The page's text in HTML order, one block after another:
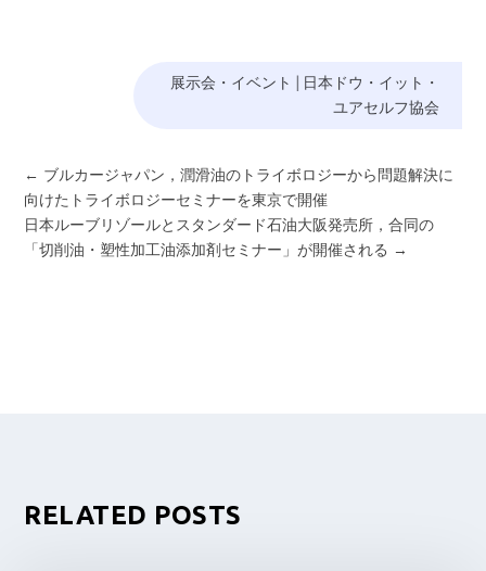
展示会・イベント
日本ドウ・イット・
ユアセルフ協会
← ブルカージャパン，潤滑油のトライボロジーから問題解決に
向けたトライボロジーセミナーを東京で開催
日本ルーブリゾールとスタンダード石油大阪発売所，合同の
「切削油・塑性加工油添加剤セミナー」が開催される →
RELATED POSTS